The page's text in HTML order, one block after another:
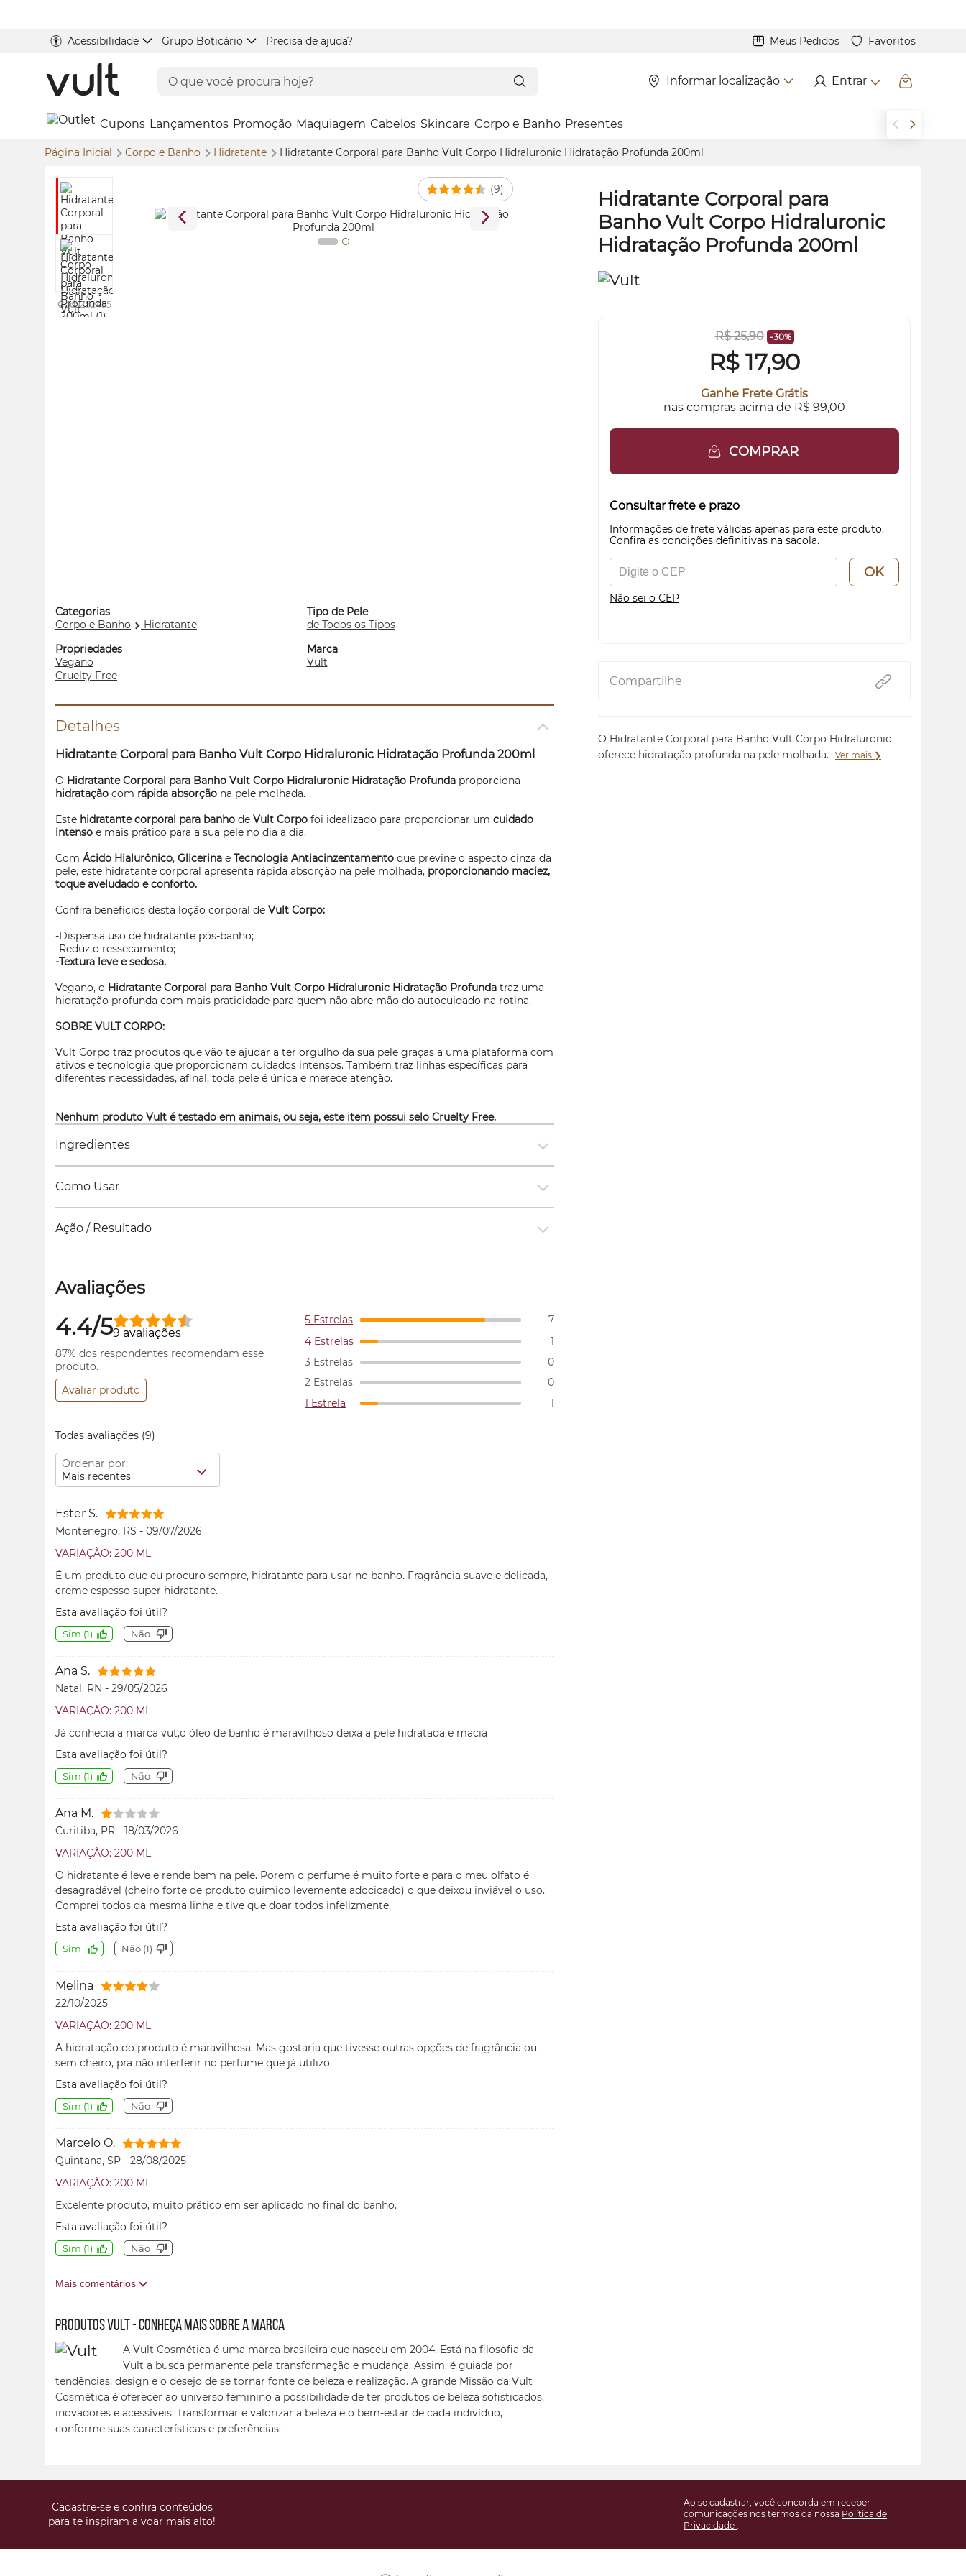
Acessibilidade Grupo Boticário Precisa de ajuda? Meus Pedidos Favoritos
Informar localização Entrar
Cupons Lançamentos Promoção Maquiagem Cabelos Skincare Corpo e Banho Presentes
Página Inicial Corpo e Banho Hidratante Hidratante Corporal para Banho Vult Corpo Hidraluronic Hidratação Profunda 200ml
Hidratante Corporal para
Banho Vult Corpo Hidraluronic
Hidratação Profunda 200ml
R$ 25,90 -30%
R$ 17,90
Ganhe Frete Grátis
nas compras acima de R$ 99,00
COMPRAR
Consultar frete e prazo
Informações de frete válidas apenas para este produto.
Confira as condições definitivas na sacola.
OK
Não sei o CEP
Compartilhe
O Hidratante Corporal para Banho Vult Corpo Hidraluronic
oferece hidratação profunda na pele molhada.
Ver mais ❯
(9)
Cod:Z52455
Categorias
Corpo e Banho
Hidratante
Tipo de Pele
de Todos os Tipos
Propriedades
Vegano
Cruelty Free
Marca
Vult
Detalhes
Hidratante Corporal para Banho Vult Corpo Hidraluronic Hidratação Profunda 200ml
O Hidratante Corporal para Banho Vult Corpo Hidraluronic Hidratação Profunda proporciona
hidratação com rápida absorção na pele molhada.
Este hidratante corporal para banho de Vult Corpo foi idealizado para proporcionar um cuidado
intenso e mais prático para a sua pele no dia a dia.
Com Ácido Hialurônico, Glicerina e Tecnologia Antiacinzentamento que previne o aspecto cinza da
pele, este hidratante corporal apresenta rápida absorção na pele molhada, proporcionando maciez,
toque aveludado e conforto.
Confira benefícios desta loção corporal de Vult Corpo:
-Dispensa uso de hidratante pós-banho;
-Reduz o ressecamento;
-Textura leve e sedosa.
Vegano, o Hidratante Corporal para Banho Vult Corpo Hidraluronic Hidratação Profunda traz uma
hidratação profunda com mais praticidade para quem não abre mão do autocuidado na rotina.
SOBRE VULT CORPO:
Vult Corpo traz produtos que vão te ajudar a ter orgulho da sua pele graças a uma plataforma com
ativos e tecnologia que proporcionam cuidados intensos. Também traz linhas específicas para
diferentes necessidades, afinal, toda pele é única e merece atenção.
Nenhum produto Vult é testado em animais, ou seja, este item possui selo Cruelty Free.
Ingredientes
Como Usar
Ação / Resultado
Avaliações
4.4/59 avaliações
87% dos respondentes recomendam esse
produto.
Avaliar produto
5 Estrelas
7
4 Estrelas
1
3 Estrelas
0
2 Estrelas
0
1 Estrela
1
Todas avaliações (9)
Ordenar por:
Mais recentes
Ester S.
Montenegro, RS - 09/07/2026
VARIAÇÃO: 200 ML
É um produto que eu procuro sempre, hidratante para usar no banho. Fragrância suave e delicada,
creme espesso super hidratante.
Esta avaliação foi útil?
Sim (1) Não
Ana S.
Natal, RN - 29/05/2026
VARIAÇÃO: 200 ML
Já conhecia a marca vut,o óleo de banho é maravilhoso deixa a pele hidratada e macia
Esta avaliação foi útil?
Sim (1) Não
Ana M.
Curitiba, PR - 18/03/2026
VARIAÇÃO: 200 ML
O hidratante é leve e rende bem na pele. Porem o perfume é muito forte e para o meu olfato é
desagradável (cheiro forte de produto químico levemente adocicado) o que deixou inviável o uso.
Comprei todos da mesma linha e tive que doar todos infelizmente.
Esta avaliação foi útil?
Sim Não (1)
Melina
22/10/2025
VARIAÇÃO: 200 ML
A hidratação do produto é maravilhosa. Mas gostaria que tivesse outras opções de fragrância ou
sem cheiro, pra não interferir no perfume que já utilizo.
Esta avaliação foi útil?
Sim (1) Não
Marcelo O.
Quintana, SP - 28/08/2025
VARIAÇÃO: 200 ML
Excelente produto, muito prático em ser aplicado no final do banho.
Esta avaliação foi útil?
Sim (1) Não
Mais comentários
Produtos Vult - conheça mais sobre a marca
A Vult Cosmética é uma marca brasileira que nasceu em 2004. Está na filosofia da
Vult a busca permanente pela transformação e mudança. Assim, é guiada por
tendências, design e o desejo de se tornar fonte de beleza e realização. A grande Missão da Vult
Cosmética é oferecer ao universo feminino a possibilidade de ter produtos de beleza sofisticados,
inovadores e acessíveis. Transformar e valorizar a beleza e o bem-estar de cada indivíduo,
conforme suas características e preferências.
Cadastre-se e confira conteúdos
para te inspiram a voar mais alto!
Ao se cadastrar, você concorda em receber
comunicações nos termos da nossa Política de
Privacidade .